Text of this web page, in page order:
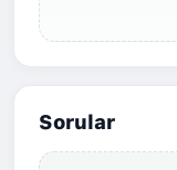
Sorular